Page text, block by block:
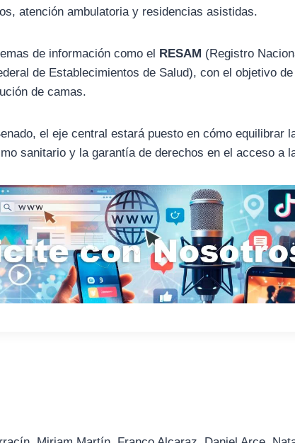
atención ambulatoria y residencias asistidas.
de información como el RESAM (Registro
de Establecimientos de Salud), con el objetivo
de camas.
el eje central estará puesto en cómo equilibrar
sanitario y la garantía de derechos en el acceso a